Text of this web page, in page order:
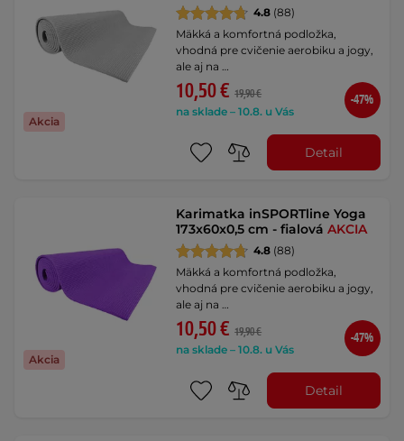
Akcia
4.8 (88)
Mäkká a komfortná podložka,
vhodná pre cvičenie aerobiku a jogy,
ale aj na …
10,50 € 19,90 €
na sklade – 10.8. u Vás
-47%
Detail
Akcia
Karimatka inSPORTline Yoga
173x60x0,5 cm - fialováAKCIA
4.8 (88)
Mäkká a komfortná podložka,
vhodná pre cvičenie aerobiku a jogy,
ale aj na …
10,50 € 19,90 €
na sklade – 10.8. u Vás
-47%
Detail